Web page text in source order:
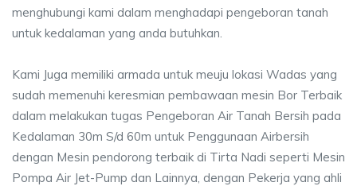
menghubungi kami dalam menghadapi pengeboran tanah
untuk kedalaman yang anda butuhkan.
Kami Juga memiliki armada untuk meuju lokasi Wadas yang
sudah memenuhi keresmian pembawaan mesin Bor Terbaik
dalam melakukan tugas Pengeboran Air Tanah Bersih pada
Kedalaman 30m S/d 60m untuk Penggunaan Airbersih
dengan Mesin pendorong terbaik di Tirta Nadi seperti Mesin
Pompa Air Jet-Pump dan Lainnya, dengan Pekerja yang ahli